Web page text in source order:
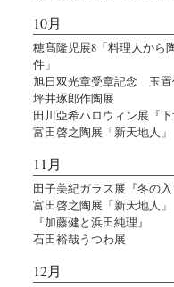
10月
穂髙隆児展8「料理人から
件」
旭日双光章受章記念 玉置
坪井琢郎作陶展
田川亞希ハロウィン展『下
富田啓之陶展「新天地人」
11月
田子美紀ガラス展『冬の入
富田啓之陶展「新天地人」
『加藤健と浜田純理』
石田裕哉うつわ展
12月